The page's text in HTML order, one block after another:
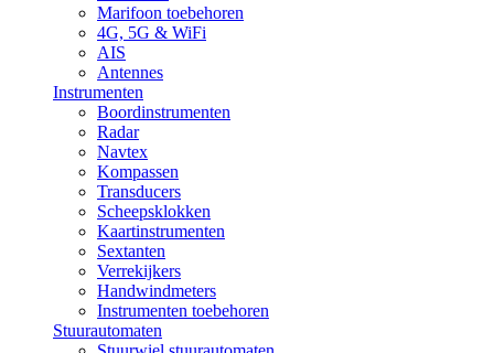
Marifoon toebehoren
4G, 5G & WiFi
AIS
Antennes
Instrumenten
Boordinstrumenten
Radar
Navtex
Kompassen
Transducers
Scheepsklokken
Kaartinstrumenten
Sextanten
Verrekijkers
Handwindmeters
Instrumenten toebehoren
Stuurautomaten